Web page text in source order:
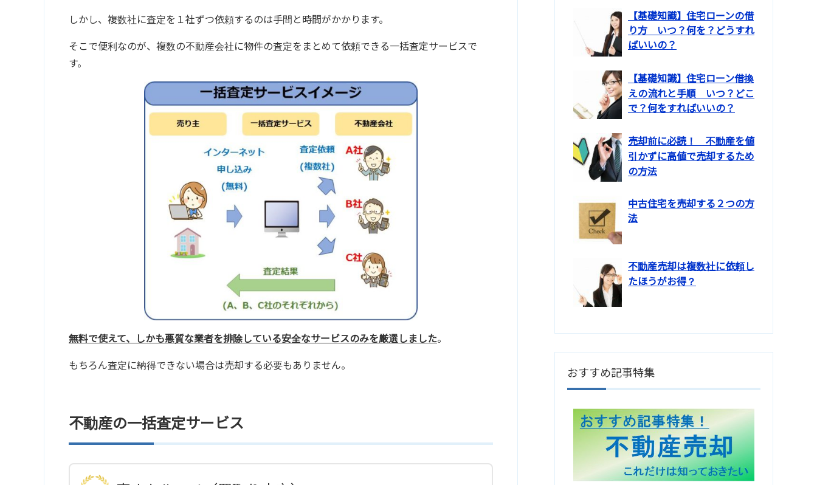
しかし、複数社に査定を１社ずつ依頼するのは手間と時間がかかります。
そこで便利なのが、複数の不動産会社に物件の査定をまとめて依頼できる一括査定サービスで
す。
無料で使えて、しかも悪質な業者を排除している安全なサービスのみを厳選しました。
もちろん査定に納得できない場合は売却する必要もありません。
不動産の一括査定サービス
【基礎知識】住宅ローンの借
り方 いつ？何を？どうすれ
ばいいの？
【基礎知識】住宅ローン借換
えの流れと手順 いつ？どこ
で？何をすればいいの？
売却前に必読！ 不動産を値
引かずに高値で売却するため
の方法
中古住宅を売却する２つの方
法
不動産売却は複数社に依頼し
たほうがお得？
おすすめ記事特集